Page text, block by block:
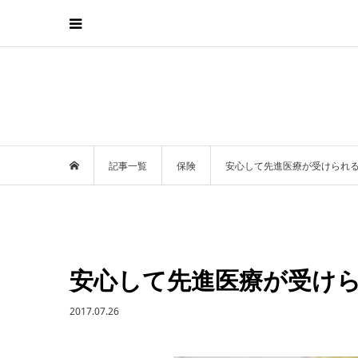
記事一覧 保険 安心して先進医療が受けられ
安心して先進医療が受け
2017.07.26